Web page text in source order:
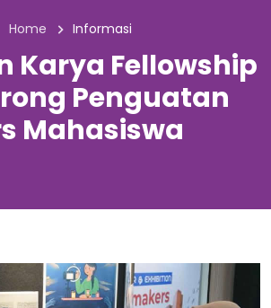
Home Informasi
Karya Fellowship
Penguatan
Mahasiswa